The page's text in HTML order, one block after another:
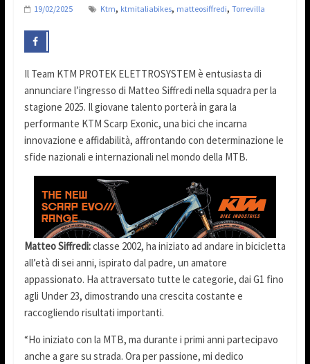
19/02/2025 Ktm, ktmitaliabikes, matteosiffredi, Torrevilla
Il Team KTM PROTEK ELETTROSYSTEM è entusiasta di
annunciare l’ingresso di Matteo Siffredi nella squadra per la
stagione 2025. Il giovane talento porterà in gara la
performante KTM Scarp Exonic, una bici che incarna
innovazione e affidabilità, affrontando con determinazione le
sfide nazionali e internazionali nel mondo della MTB.
Matteo Siffredi:classe 2002, ha iniziato ad andare in bicicletta
all’età di sei anni, ispirato dal padre, un amatore
appassionato. Ha attraversato tutte le categorie, dai G1 fino
agli Under 23, dimostrando una crescita costante e
raccogliendo risultati importanti.
“Ho iniziato con la MTB, ma durante i primi anni partecipavo
anche a gare su strada. Ora per passione, mi dedico